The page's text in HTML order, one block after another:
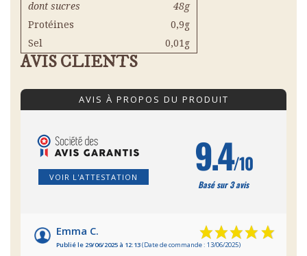
dont sucres
48g
Protéines
0,9g
Sel
0,01g
AVIS CLIENTS
AVIS À PROPOS DU PRODUIT
VOIR L'ATTESTATION 9.4/10
Basé sur 3 avis
Emma C.
Publié le 29/06/2025 à 12:13(Date de commande : 13/06/2025)